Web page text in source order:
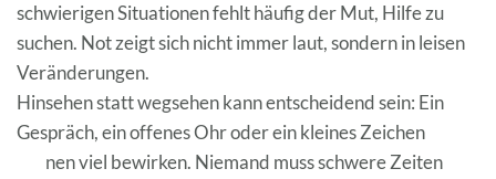
schwierigen Situationen fehlt häufig der Mut, Hilfe zu
suchen. Not zeigt sich nicht immer laut, sondern in leisen
Veränderungen.
Hinsehen statt wegsehen kann entscheidend sein: Ein
Gespräch, ein offenes Ohr oder ein kleines Zeichen
können viel bewirken. Niemand muss schwere Zeiten